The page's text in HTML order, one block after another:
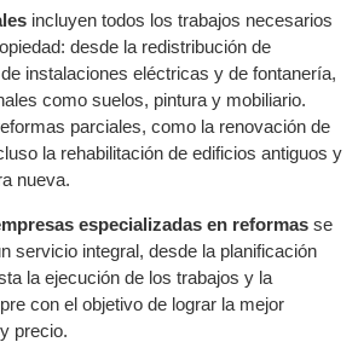
incluyen todos los trabajos necesarios
desde la redistribución de
instalaciones eléctricas y de fontanería,
como suelos, pintura y mobiliario.
parciales, como la renovación de
la rehabilitación de edificios antiguos y
nueva.
especializadas en reformas se
servicio integral, desde la planificación
la ejecución de los trabajos y la
con el objetivo de lograr la mejor
precio.